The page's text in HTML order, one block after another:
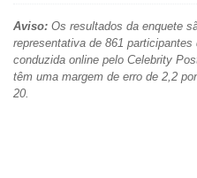
Aviso: Os resultados da enquete
representativa de 861
conduzida online pelo Celebrity
têm uma margem de erro de 2,2
20.